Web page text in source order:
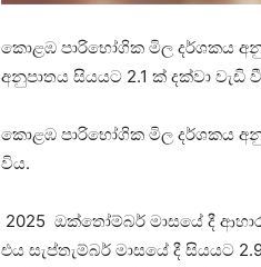
කොළඹ පාරිභෝගික මිල දර්ශකය
අනුපාතය සියයට 2.1 ක් දක්වා වැඩි
කොළඹ පාරිභෝගික මිල දර්ශකය
විය.
2025 ඔක්තෝම්බර් මාසයේ දී
එය සැප්තැම්බර් මාසයේ දී සියයට